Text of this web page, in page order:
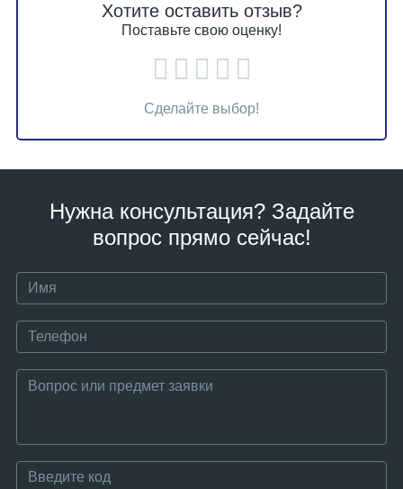
Хотите оставить отзыв?
Поставьте свою оценку!
Сделайте выбор!
Нужна консультация? Задайте
вопрос прямо сейчас!